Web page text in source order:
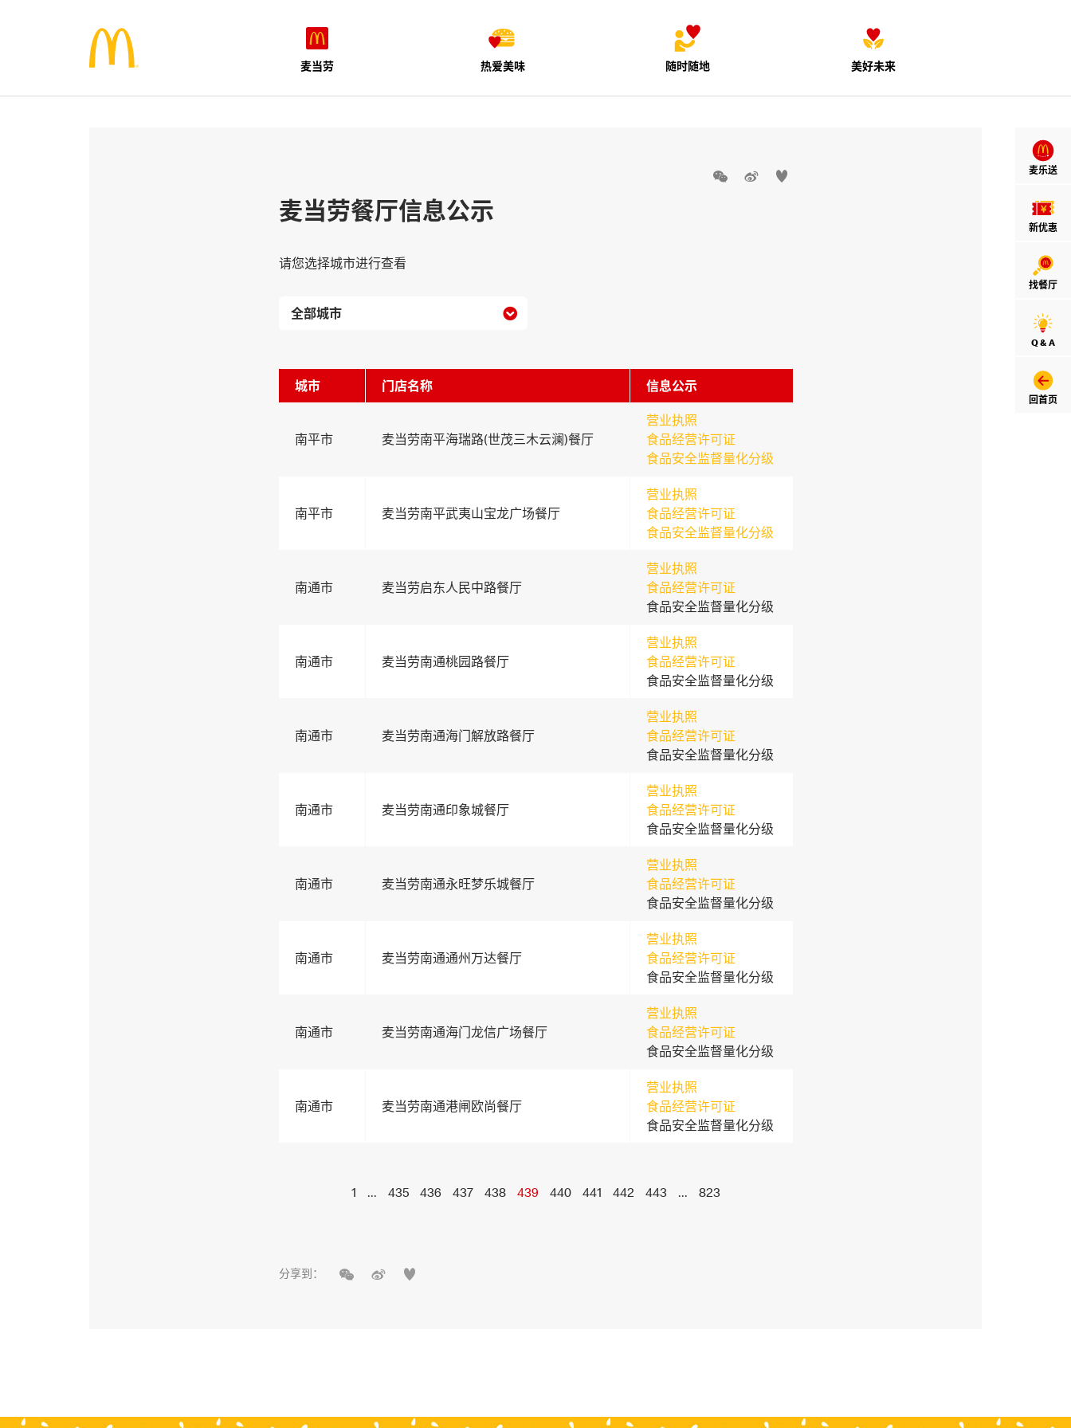
麦当劳 热爱美味 随时随地 美好未来
麦乐送
新优惠
找餐厅
Q & A
回首页
  
麦当劳餐厅信息公示
请您选择城市进行查看

城市 门店名称 信息公示
南平市 麦当劳南平海瑞路(世茂三木云澜)餐厅
营业执照
食品经营许可证
食品安全监督量化分级
南平市 麦当劳南平武夷山宝龙广场餐厅
营业执照
食品经营许可证
食品安全监督量化分级
南通市 麦当劳启东人民中路餐厅
营业执照
食品经营许可证
食品安全监督量化分级
南通市 麦当劳南通桃园路餐厅
营业执照
食品经营许可证
食品安全监督量化分级
南通市 麦当劳南通海门解放路餐厅
营业执照
食品经营许可证
食品安全监督量化分级
南通市 麦当劳南通印象城餐厅
营业执照
食品经营许可证
食品安全监督量化分级
南通市 麦当劳南通永旺梦乐城餐厅
营业执照
食品经营许可证
食品安全监督量化分级
南通市 麦当劳南通通州万达餐厅
营业执照
食品经营许可证
食品安全监督量化分级
南通市 麦当劳南通海门龙信广场餐厅
营业执照
食品经营许可证
食品安全监督量化分级
南通市 麦当劳南通港闸欧尚餐厅
营业执照
食品经营许可证
食品安全监督量化分级
1 ... 435 436 437 438 439 440 441 442 443 ... 823
分享到：   